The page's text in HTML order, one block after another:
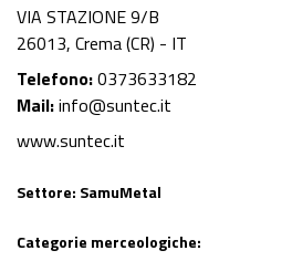
VIA STAZIONE 9/B
26013, Crema (CR) - IT
Telefono:0373633182
Mail:info@suntec.it
www.suntec.it
Settore: SamuMetal
Categorie merceologiche: